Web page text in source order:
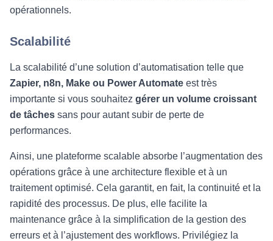
opérationnels.
Scalabilité
La scalabilité d’une solution d’automatisation telle que
Zapier, n8n, Make ou Power Automate est très
importante si vous souhaitez gérer un volume croissant
de tâches sans pour autant subir de perte de
performances.
Ainsi, une plateforme scalable absorbe l’augmentation des
opérations grâce à une architecture flexible et à un
traitement optimisé. Cela garantit, en fait, la continuité et la
rapidité des processus. De plus, elle facilite la
maintenance grâce à la simplification de la gestion des
erreurs et à l’ajustement des workflows. Privilégiez la